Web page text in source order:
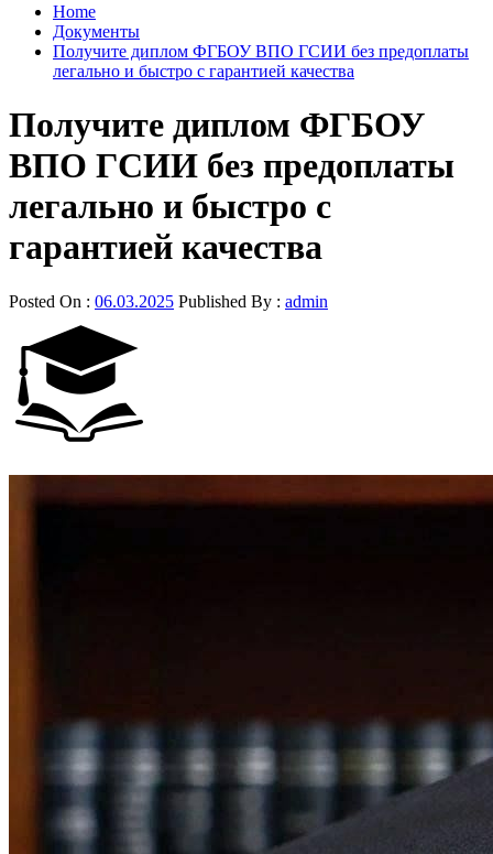
Home
Документы
Получите диплом ФГБОУ ВПО ГСИИ без предоплаты
легально и быстро с гарантией качества
Получите диплом ФГБОУ
ВПО ГСИИ без предоплаты
легально и быстро с
гарантией качества
Posted On : 06.03.2025 Published By : admin